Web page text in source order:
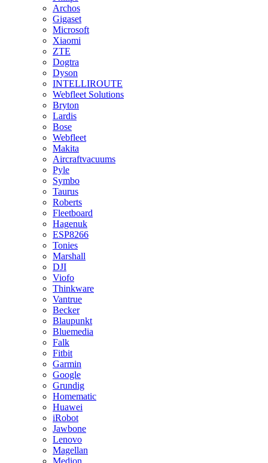
Archos
Gigaset
Microsoft
Xiaomi
ZTE
Dogtra
Dyson
INTELLIROUTE
Webfleet Solutions
Bryton
Lardis
Bose
Webfleet
Makita
Aircraftvacuums
Pyle
Symbo
Taurus
Roberts
Fleetboard
Hagenuk
ESP8266
Tonies
Marshall
DJI
Viofo
Thinkware
Vantrue
Becker
Blaupunkt
Bluemedia
Falk
Fitbit
Garmin
Google
Grundig
Homematic
Huawei
iRobot
Jawbone
Lenovo
Magellan
Medion